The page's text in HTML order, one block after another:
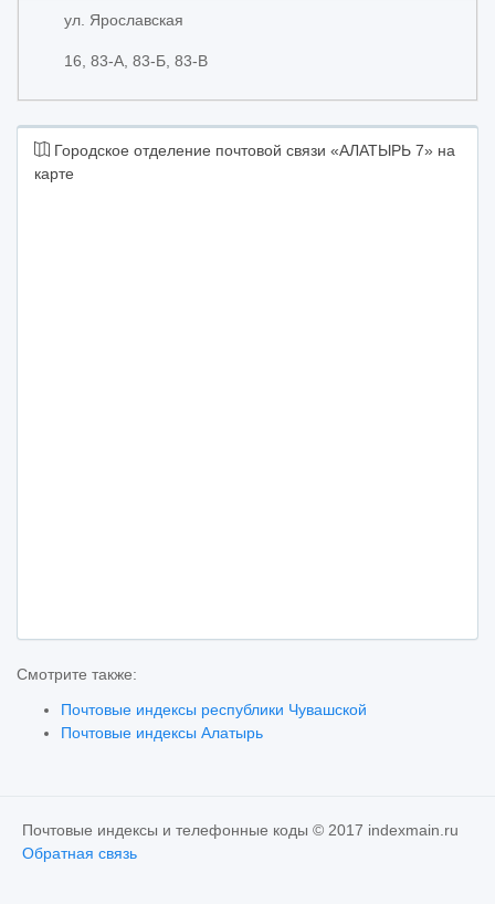
ул. Ярославская
16, 83-А, 83-Б, 83-В
Городское отделение почтовой связи «АЛАТЫРЬ 7» на
карте
Смотрите также:
Почтовые индексы республики Чувашской
Почтовые индексы Алатырь
Почтовые индексы и телефонные коды © 2017 indexmain.ru
Обратная связь